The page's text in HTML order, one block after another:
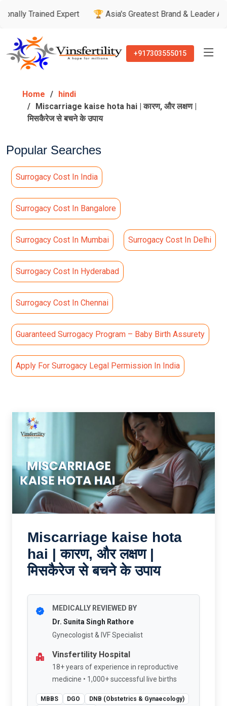
Expert 🏆 Asia's Greatest Brand & Leader Awards 🏅
+917303555015
Home
hindi
Miscarriage kaise hota hai | कारण, और लक्षण |
मिसकैरेज से बचने के उपाय
Popular Searches
Surrogacy Cost In India
Surrogacy Cost In Bangalore
Surrogacy Cost In Mumbai Surrogacy Cost In Delhi
Surrogacy Cost In Hyderabad
Surrogacy Cost In Chennai
Guaranteed Surrogacy Program – Baby Birth Assurety
Apply For Surrogacy Legal Permission In India
Miscarriage kaise hota
hai | कारण, और लक्षण |
मिसकैरेज से बचने के उपाय
MEDICALLY REVIEWED BY
Dr. Sunita Singh Rathore
Gynecologist & IVF Specialist
Vinsfertility Hospital
18+ years of experience in reproductive
medicine • 1,000+ successful live births
MBBS DGO
DNB (Obstetrics & Gynaecology)